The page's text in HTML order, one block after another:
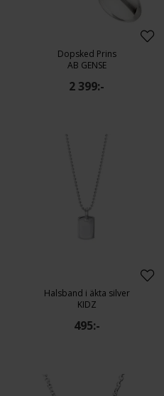
Dopsked Prins
AB GENSE
2 399:-
Halsband i äkta silver
KIDZ
495:-